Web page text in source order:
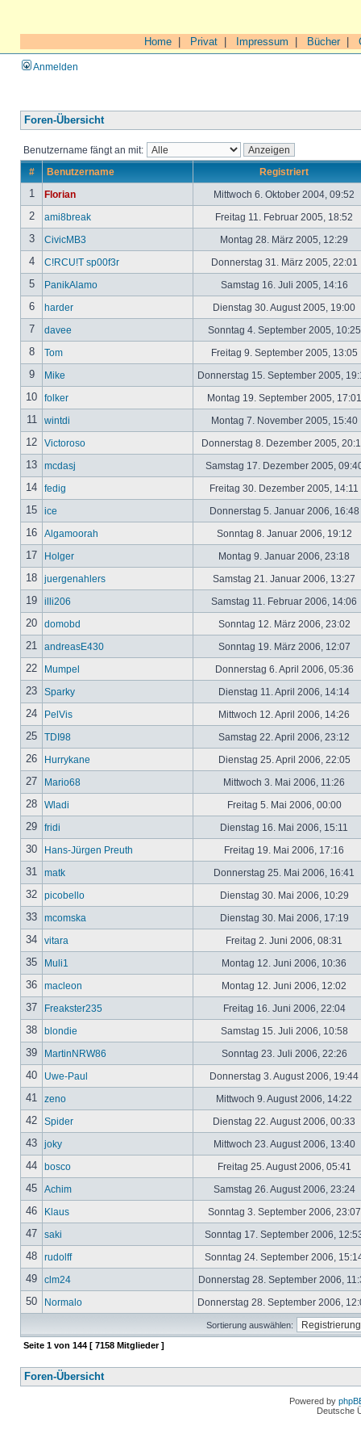
Home Privat Impressum Bücher|
Anmelden
Foren-Übersicht
Benutzername fängt an mit:
# Benutzername Registriert
1 Florian Mittwoch 6. Oktober 2004, 09:52
2 ami8break Freitag 11. Februar 2005, 18:52
3 CivicMB3 Montag 28. März 2005, 12:29
4 C!RCU!T sp00f3r Donnerstag 31. März 2005, 22:01
5 PanikAlamo Samstag 16. Juli 2005, 14:16
6 harder Dienstag 30. August 2005, 19:00
7 davee Sonntag 4. September 2005,
8 Tom Freitag 9. September 2005, 13:05
9 Mike Donnerstag 15. September 2005,
10 folker Montag 19. September 2005,
11 wintdi Montag 7. November 2005, 15:40
12 Victoroso Donnerstag 8. Dezember 2005,
13 mcdasj Samstag 17. Dezember 2005,
14 fedig Freitag 30. Dezember 2005, 14:11
15 ice Donnerstag 5. Januar 2006, 16:48
16 Algamoorah Sonntag 8. Januar 2006, 19:12
17 Holger Montag 9. Januar 2006, 23:18
18 juergenahlers Samstag 21. Januar 2006, 13:27
19 illi206 Samstag 11. Februar 2006, 14:06
20 domobd Sonntag 12. März 2006, 23:02
21 andreasE430 Sonntag 19. März 2006, 12:07
22 Mumpel Donnerstag 6. April 2006, 05:36
23 Sparky Dienstag 11. April 2006, 14:14
24 PelVis Mittwoch 12. April 2006, 14:26
25 TDI98 Samstag 22. April 2006, 23:12
26 Hurrykane Dienstag 25. April 2006, 22:05
27 Mario68 Mittwoch 3. Mai 2006, 11:26
28 Wladi Freitag 5. Mai 2006, 00:00
29 fridi Dienstag 16. Mai 2006, 15:11
30 Hans-Jürgen Preuth Freitag 19. Mai 2006, 17:16
31 matk Donnerstag 25. Mai 2006, 16:41
32 picobello Dienstag 30. Mai 2006, 10:29
33 mcomska Dienstag 30. Mai 2006, 17:19
34 vitara Freitag 2. Juni 2006, 08:31
35 Muli1 Montag 12. Juni 2006, 10:36
36 macleon Montag 12. Juni 2006, 12:02
37 Freakster235 Freitag 16. Juni 2006, 22:04
38 blondie Samstag 15. Juli 2006, 10:58
39 MartinNRW86 Sonntag 23. Juli 2006, 22:26
40 Uwe-Paul Donnerstag 3. August 2006, 19:44
41 zeno Mittwoch 9. August 2006, 14:22
42 Spider Dienstag 22. August 2006, 00:33
43 joky Mittwoch 23. August 2006, 13:40
44 bosco Freitag 25. August 2006, 05:41
45 Achim Samstag 26. August 2006, 23:24
46 Klaus Sonntag 3. September 2006,
47 saki Sonntag 17. September 2006,
48 rudolff Sonntag 24. September 2006,
49 clm24 Donnerstag 28. September 2006,
50 Normalo Donnerstag 28. September 2006,
Sortierung auswählen:
Seite 1 von 144 [ 7158 Mitglieder ]
Foren-Übersicht
Powered by
Deutsche